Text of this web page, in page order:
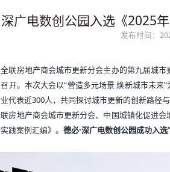
深广电数创公园入选《2025
发布时间：
联房地产商会城市更新分会主办的第九届城
开。本次大会以“营造多元场景 焕新城市未
代表近300人，共同探讨城市更新的创新路径与
房地产商会城市更新分会、中国城镇化促进
践案例汇编》。 德必·深广电数创公园成功入选